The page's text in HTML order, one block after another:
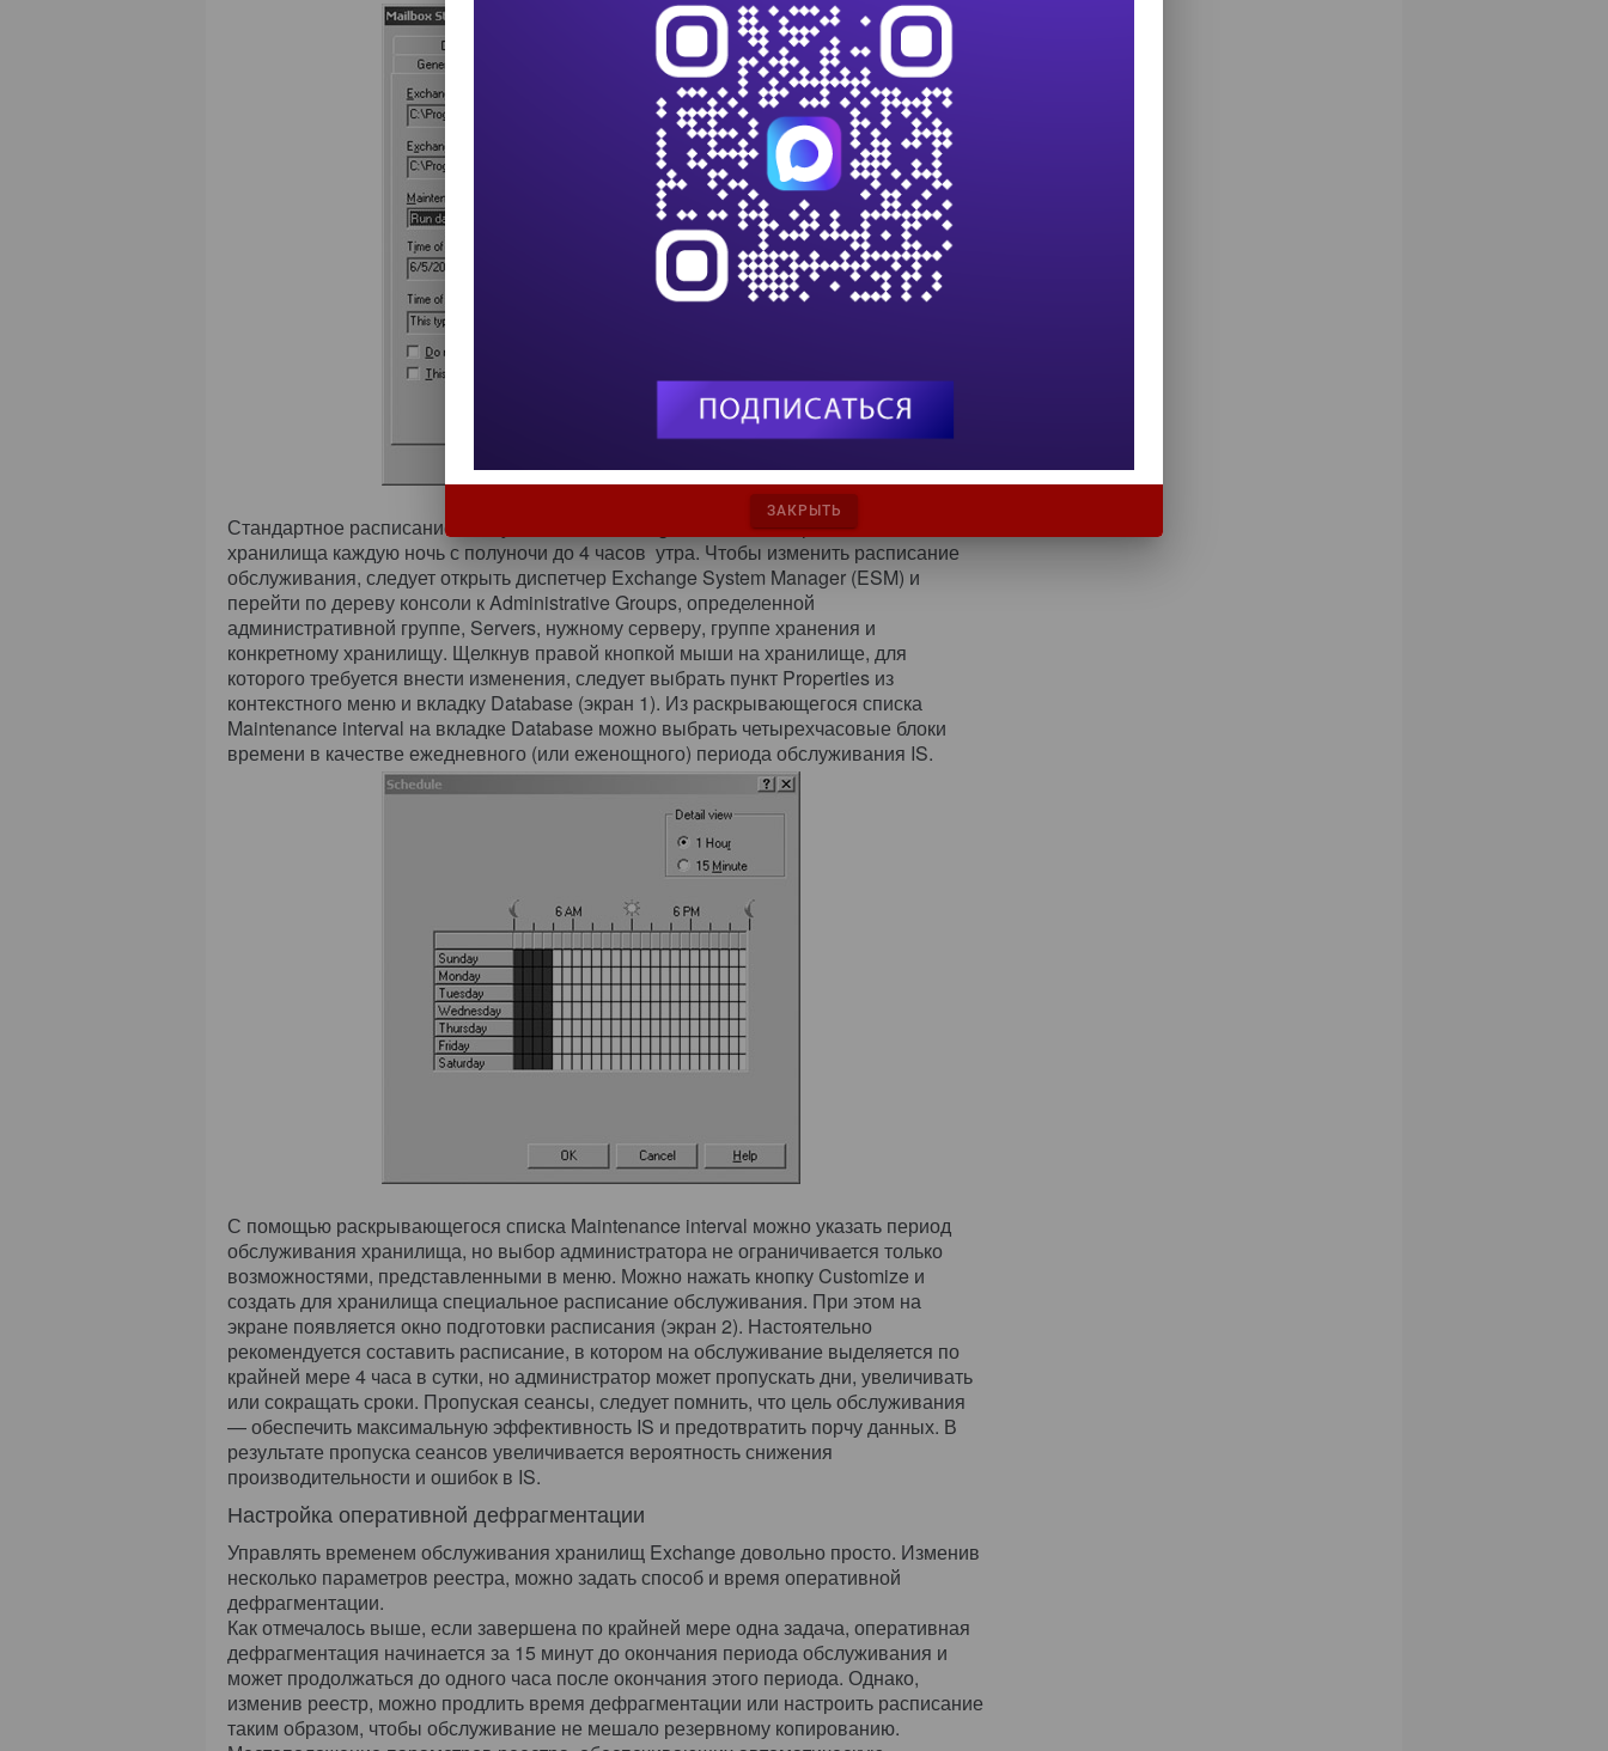
Стандартное расписание обслуживания Exchange позволяет обрабатывать все
хранилища каждую ночь с полуночи до 4 часов утра. Чтобы изменить расписание
обслуживания, следует открыть диспетчер Exchange System Manager (ESM) и
перейти по дереву консоли к Administrative Groups, определенной
административной группе, Servers, нужному серверу, группе хранения и
конкретному хранилищу. Щелкнув правой кнопкой мыши на хранилище, для
которого требуется внести изменения, следует выбрать пункт Properties из
контекстного меню и вкладку Database (экран 1). Из раскрывающегося списка
Maintenance interval на вкладке Database можно выбрать четырехчасовые блоки
времени в качестве ежедневного (или еженощного) периода обслуживания IS.
С помощью раскрывающегося списка Maintenance interval можно указать период
обслуживания хранилища, но выбор администратора не ограничивается только
возможностями, представленными в меню. Можно нажать кнопку Customize и
создать для хранилища специальное расписание обслуживания. При этом на
экране появляется окно подготовки расписания (экран 2). Настоятельно
рекомендуется составить расписание, в котором на обслуживание выделяется по
крайней мере 4 часа в сутки, но администратор может пропускать дни, увеличивать
или сокращать сроки. Пропуская сеансы, следует помнить, что цель обслуживания
— обеспечить максимальную эффективность IS и предотвратить порчу данных. В
результате пропуска сеансов увеличивается вероятность снижения
производительности и ошибок в IS.
Настройка оперативной дефрагментации
Управлять временем обслуживания хранилищ Exchange довольно просто. Изменив
несколько параметров реестра, можно задать способ и время оперативной
дефрагментации.
Как отмечалось выше, если завершена по крайней мере одна задача, оперативная
дефрагментация начинается за 15 минут до окончания периода обслуживания и
может продолжаться до одного часа после окончания этого периода. Однако,
изменив реестр, можно продлить время дефрагментации или настроить расписание
таким образом, чтобы обслуживание не мешало резервному копированию.
ЗАКРЫТЬ